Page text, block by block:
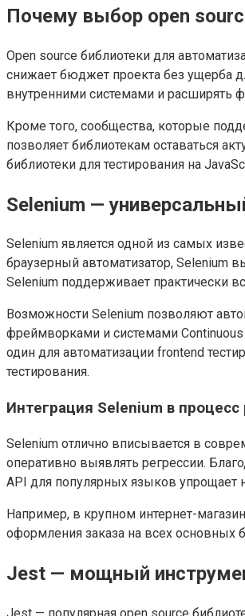
Почему выбор open
Open source библиотеки для
снижает бюджет проекта без ущерба
внутренними системами и расширять
Кроме того, сообщества, которые
позволяет библиотекам оставаться
библиотеки для тестирования на
Selenium —
Selenium является одной из самых
браузерный автоматизатор, Selenium
Selenium поддерживает практически
Возможности Selenium позволяют
фреймворками и системами
один для автоматизации frontend
тестирования.
Интеграция Selenium в процесс
Selenium отлично вписывается в
оперативно выявлять регрессии.
API для популярных языков упрощает
Например, в крупном интернет-
оформления заказа на всех основных
Jest — мощный
Jest — популярная open source